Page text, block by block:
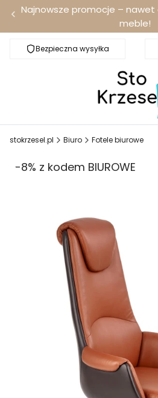
Najnowsze promocje – nawet
meble!
Bezpieczna wysyłka
stokrzesel.pl Biuro Fotele biurowe
-8% z kodem BIUROWE